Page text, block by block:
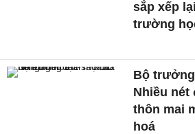
sắp xếp
trường
Bộ trưởng
Nhiều nét
thôn mai
hoá